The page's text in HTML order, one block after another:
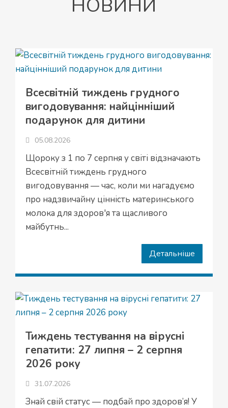
НОВИНИ
Всесвітній тиждень грудного
вигодовування: найцінніший
подарунок для дитини
05.08.2026
Щороку з 1 по 7 серпня у світі відзначають
Всесвітній тиждень грудного
вигодовування — час, коли ми нагадуємо
про надзвичайну цінність материнського
молока для здоров'я та щасливого
майбутнь...
Детальніше
Тиждень тестування на вірусні
гепатити: 27 липня – 2 серпня
2026 року
31.07.2026
Знай свій статус — подбай про здоров’я! У